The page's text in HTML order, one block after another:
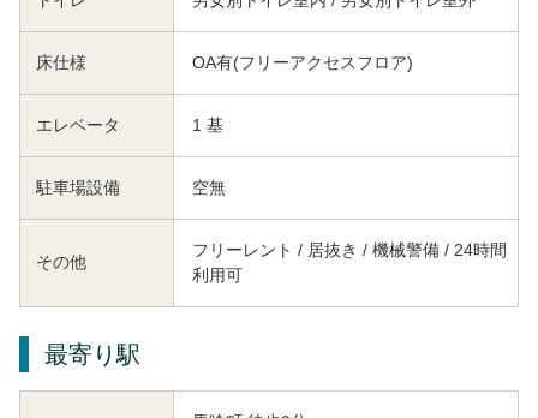
床仕様 OA有(フリーアクセスフロア)
エレベータ 1 基
駐車場設備 空無
その他
フリーレント / 居抜き / 機械警備 / 24時間
利用可
最寄り駅